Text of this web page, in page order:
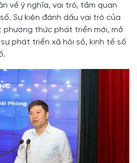
về ý nghĩa, vai trò, tầm quan
Sự kiện đánh dấu vai trò của
phương thức phát triển mới, mở
phát triển xã hội số, kinh tế số